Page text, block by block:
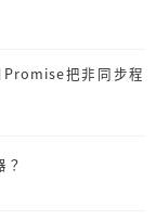
把非同步程